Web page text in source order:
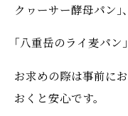
クヮーサー酵母パン｣、
｢八重岳のライ麦パン
お求めの際は事前に
おくと安心です。